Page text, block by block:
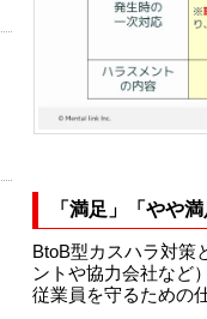
「満足」「やや
BtoB型カスハラ対策
ントや協力会社など
従業員を守るための